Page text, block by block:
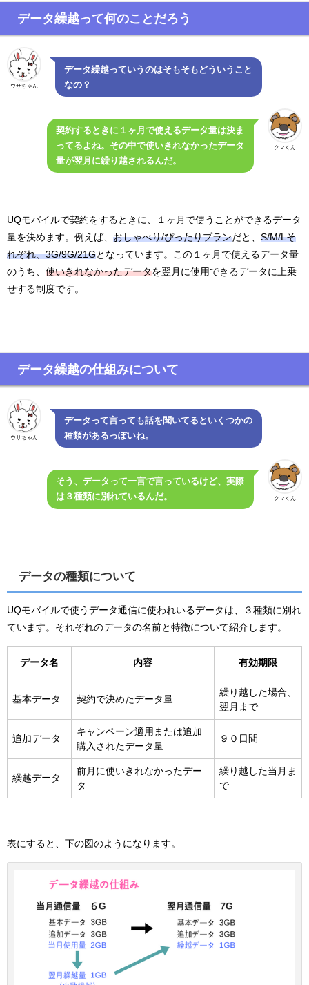
データ繰越って何のことだろう
ウサちゃん
データ繰越っていうのはそもそもどういうこと
なの？
クマくん
契約するときに１ヶ月で使えるデータ量は決ま
ってるよね。その中で使いきれなかったデータ
量が翌月に繰り越されるんだ。
UQモバイルで契約をするときに、１ヶ月で使うことができるデータ
量を決めます。例えば、 おしゃべり/ぴったりプランだと、 S/M/Lそ
れぞれ、3G/9G/21Gとなっています。この１ヶ月で使えるデータ量
のうち、 使いきれなかったデータを翌月に使用できるデータに上乗
せする制度です。
データ繰越の仕組みについて
ウサちゃん
データって言っても話を聞いてるといくつかの
種類があるっぽいね。
クマくん
そう、データって一言で言っているけど、実際
は３種類に別れているんだ。
データの種類について
UQモバイルで使うデータ通信に使われいるデータは、３種類に別れ
ています。それぞれのデータの名前と特徴について紹介します。
データ名 内容 有効期限
基本データ 契約で決めたデータ量
繰り越した場合、
翌月まで
追加データ
キャンペーン適用または追加
購入されたデータ量
９０日間
繰越データ
前月に使いきれなかったデー
タ
繰り越した当月ま
で
表にすると、下の図のようになります。